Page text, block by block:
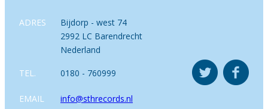
ADRES
Bijdorp - west 74
2992 LC Barendrecht
Nederland
TEL. 0180 - 760999
EMAIL info@sthrecords.nl